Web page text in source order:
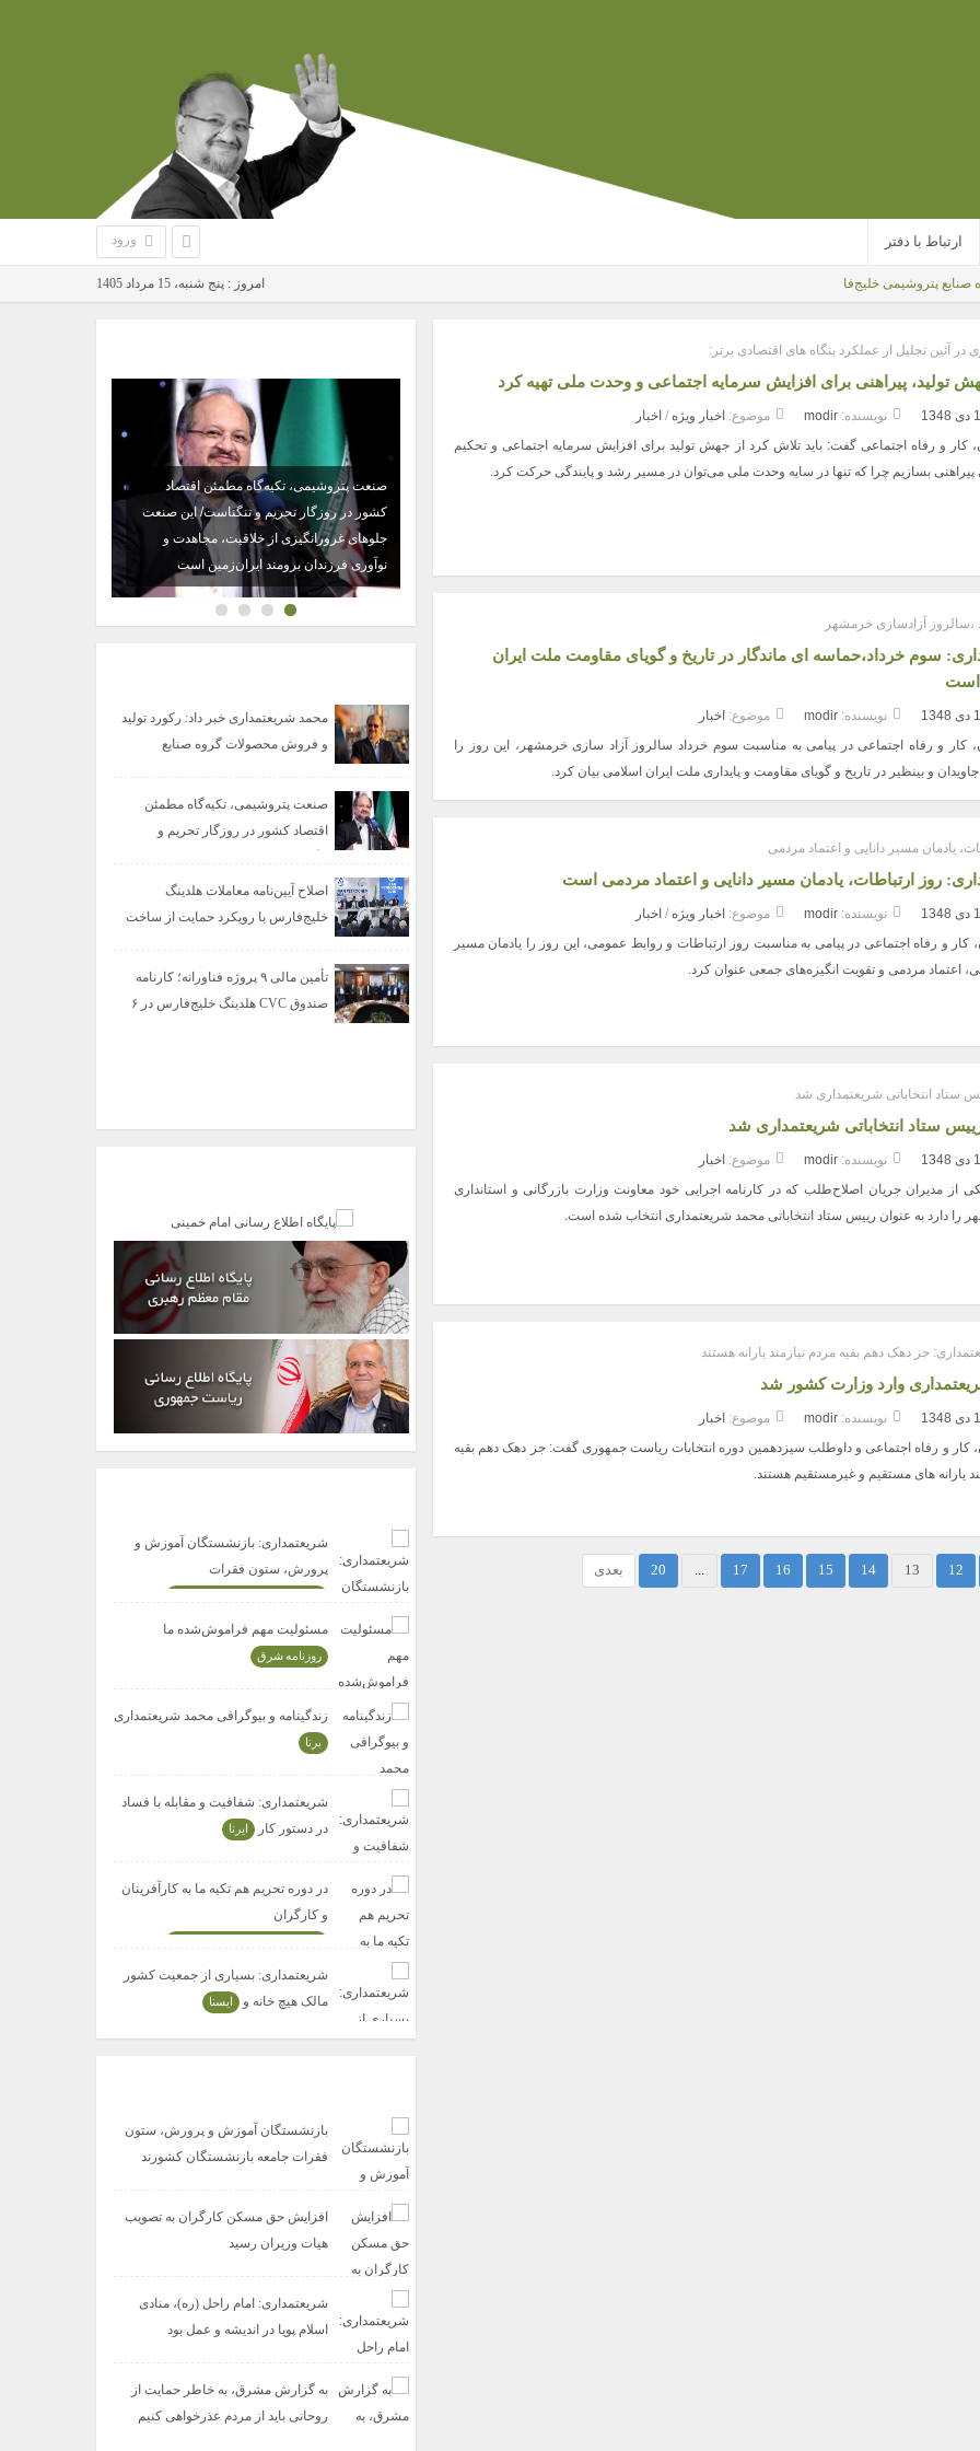
ارتباط با دفتر ورود
صنایع پتروشیمی خلیج‌فارس شکسته شد/ امروز : پنج شنبه، 15 مرداد 1405
در آئین تجلیل از عملکرد بنگاه های اقتصادی برتر:
تولید، پیراهنی برای افزایش سرمایه اجتماعی و وحدت ملی تهیه کرد
نویسنده: modir موضوع: اخبار ویژه / اخبار
کار و رفاه اجتماعی گفت: باید تلاش کرد از جهش تولید برای افزایش سرمایه اجتماعی و تحکیم
بسازیم چرا که تنها در سایه وحدت ملی می‌توان در مسیر رشد و پایندگی حرکت کرد.
،سالروز آزادسازی خرمشهر
سوم خرداد،حماسه ای ماندگار در تاریخ و گویای مقاومت ملت ایران
است
نویسنده: modir موضوع: اخبار
کار و رفاه اجتماعی در پیامی به مناسبت سوم خرداد سالروز آزاد سازی خرمشهر، این روز را
و بینظیر در تاریخ و گویای مقاومت و پایداری ملت ایران اسلامی بیان کرد.
یادمان مسیر دانایی و اعتماد مردمی
روز ارتباطات، یادمان مسیر دانایی و اعتماد مردمی است
نویسنده: modir موضوع: اخبار ویژه / اخبار
کار و رفاه اجتماعی در پیامی به مناسبت روز ارتباطات و روابط عمومی، این روز را یادمان مسیر
اعتماد مردمی و تقویت انگیزه‌های جمعی عنوان کرد.
ستاد انتخاباتی شریعتمداری شد
ستاد انتخاباتی شریعتمداری شد
نویسنده: modir موضوع: اخبار
از مدیران جریان اصلاح‌طلب که در کارنامه اجرایی خود معاونت وزارت بازرگانی و استانداری
را دارد به عنوان رییس ستاد انتخاباتی محمد شریعتمداری انتخاب شده است.
جز دهک دهم بقیه مردم نیازمند یارانه هستند
وارد وزارت کشور شد
نویسنده: modir موضوع: اخبار
کار و رفاه اجتماعی و داوطلب سیزدهمین دوره انتخابات ریاست جمهوری گفت: جز دهک دهم بقیه
یارانه های مستقیم و غیرمستقیم هستند.
12
13
14
15
16
17
20 بعدی
صنعت پتروشیمی، تکیه‌گاه مطمئن اقتصاد
کشور در روزگار تحریم و تنگناست/ این صنعت
جلوهای غرورانگیزی از خلاقیت، مجاهدت و
نوآوری فرزندان برومند ایران‌زمین است
محمد شریعتمداری خبر داد: رکورد تولید
و فروش محصولات گروه صنایع
صنعت پتروشیمی، تکیه‌گاه مطمئن
اقتصاد کشور در روزگار تحریم و
اصلاح آیین‌نامه معاملات هلدینگ
خلیج‌فارس با رویکرد حمایت از ساخت
تأمین مالی ۹ پروژه فناورانه؛ کارنامه
صندوق CVC هلدینگ خلیج‌فارس در ۶
شریعتمداری: بازنشستگان آموزش و
پرورش،‎ ستون فقرات
وزارت تعاون کار و رفاه اجتماعی
مسئولیت مهم فراموش‌‌شده ما
روزنامه شرق
زندگینامه و بیوگرافی محمد شریعتمداری
برنا
شریعتمداری: شفافیت و مقابله با فساد
در دستور کار
ایرنا
در دوره تحریم هم تکیه ما به کارآفرینان
و کارگران
وزارت تعاون کار و رفاه اجتماعی
شریعتمداری: بسیاری از جمعیت کشور
مالک هیچ خانه و
ایسنا
فقرات جامعه بازنشستگان کشورند
افزایش حق مسکن ‎کارگران به تصویب
هیات وزیران رسید
شریعتمداری: امام راحل (ره)، منادی
اسلام پویا در اندیشه و عمل بود
به گزارش مشرق، به خاطر حمایت از
روحانی باید از مردم عذرخواهی کنیم